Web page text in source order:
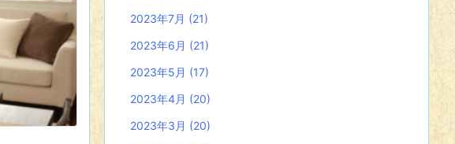
2023年7月 (21)
2023年6月 (21)
2023年5月 (17)
2023年4月 (20)
2023年3月 (20)